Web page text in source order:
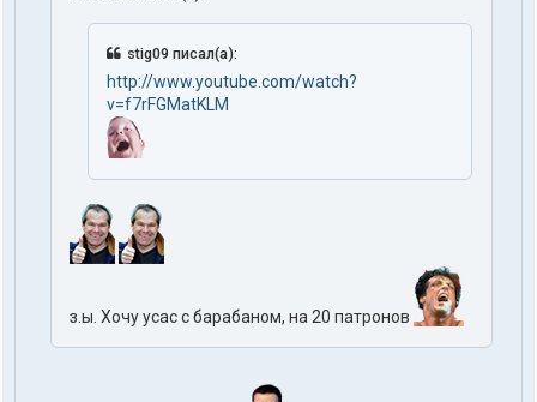
stig09 писал(а):
http://www.youtube.com/watch?
v=f7rFGMatKLM
з.ы. Хочу усас с барабаном, на 20 патронов